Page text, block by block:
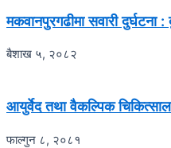
मकवानपुरगढीमा सवारी
बैशाख ५, २०८२
आयुर्वेद तथा वैकल्पिक
फाल्गुन ८, २०८१